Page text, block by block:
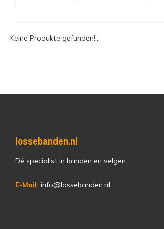
Keine Produkte gefunden!...
lossebanden.nl
Dé specialist in banden en velgen.
E-Mail: info@lossebanden.nl